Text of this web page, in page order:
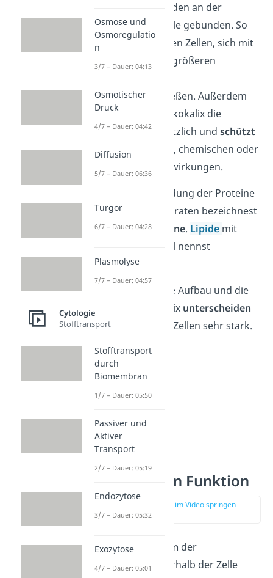
Proteinen und Lipiden an der
Außenseite der Zelle gebunden. So
ermöglicht er es den Zellen, sich mit
anderen Zellen zu größeren
zusammenzuschließen. Außerdem
stabilisiert
die Glykokalix die
Zellmembran zusätzlich undschützt
sie so vor fremden, chemischen oder
mechanischen Einwirkungen.
Die Verbindung der Proteine
mit den Kohlenhydraten bezeichnest
du alsGlykoproteine. Lipide mit
Kohlenhydratanteil nennst
duGlykolipide
Der grundsätzliche Aufbau und die
Dicke der Glykokalix unterscheiden
sich zwischen den Zellen sehr stark.
Zellmembran Funktion
zur Stelle im Video springen
(02:46)
DieHauptaufgaben der
Zellmembran innerhalb der Zelle
Osmose und
Osmoregulatio
n
3/7 – Dauer: 04:13
Osmotischer
Druck
4/7 – Dauer: 04:42
Diffusion
5/7 – Dauer: 06:36
Turgor
6/7 – Dauer: 04:28
Plasmolyse
7/7 – Dauer: 04:57
Cytologie
Stofftransport
Stofftransport
durch
Biomembran
1/7 – Dauer: 05:50
Passiver und
Aktiver
Transport
2/7 – Dauer: 05:19
Endozytose
3/7 – Dauer: 05:32
Exozytose
4/7 – Dauer: 05:01